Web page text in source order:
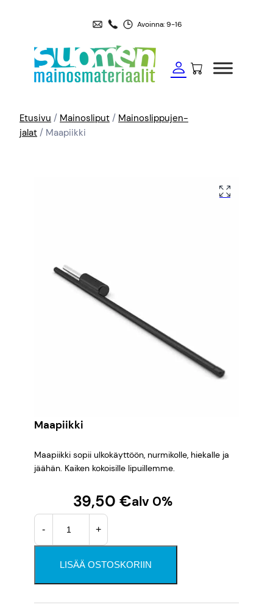
Avoinna: 9-16
Etusivu / Mainosliput / Mainoslippujen-
jalat / Maapiikki
Maapiikki
Maapiikki sopii ulkokäyttöön, nurmikolle, hiekalle ja
jäähän. Kaiken kokoisille lipuillemme.
39,50 €alv 0%
M
a
- +
LISÄÄ OSTOSKORIIN